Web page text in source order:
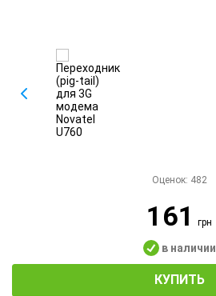
Оценок: 482
161грн
в наличии
КУПИТЬ